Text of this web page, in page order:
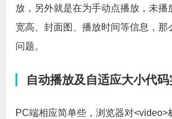
放，另外就是在为手动点播放，未播
宽高、封面图、播放时间等信息，那
问题。
自动播放及自适应大小代码
PC端相应简单些，浏览器对<video>